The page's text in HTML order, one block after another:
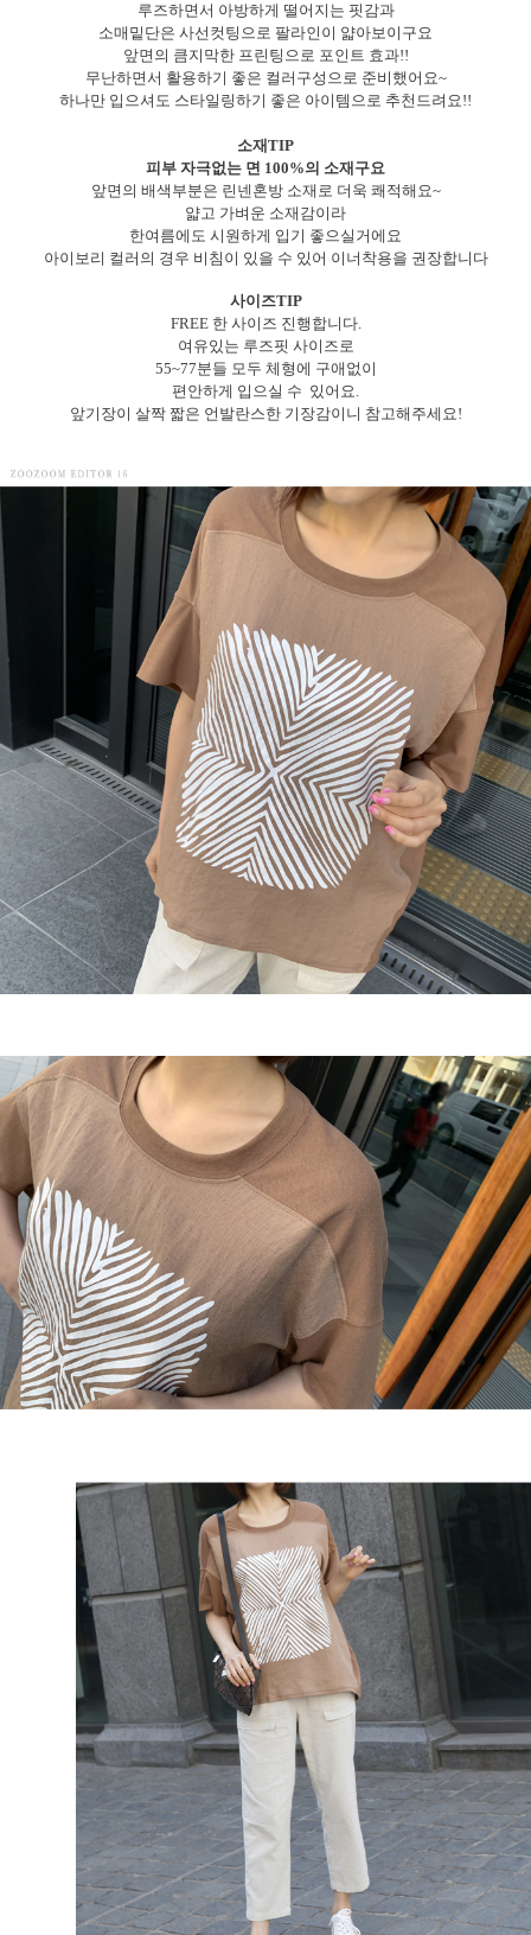
루즈하면서 아방하게 떨어지는 핏감과
소매밑단은 사선컷팅으로 팔라인이 얇아보이구요
앞면의 큼지막한 프린팅으로 포인트 효과!!
무난하면서 활용하기 좋은 컬러구성으로 준비했어요~
하나만 입으셔도 스타일링하기 좋은 아이템으로 추천드려요!!
소재TIP
피부 자극없는 면 100%의 소재구요
앞면의 배색부분은 린넨혼방 소재로 더욱 쾌적해요~
얇고 가벼운 소재감이라
한여름에도 시원하게 입기 좋으실거에요
아이보리 컬러의 경우 비침이 있을 수 있어 이너착용을 권장합니다
사이즈TIP
FREE 한 사이즈 진행합니다.
여유있는 루즈핏 사이즈로
55~77분들 모두 체형에 구애없이
편안하게 입으실 수 있어요.
앞기장이 살짝 짧은 언발란스한 기장감이니 참고해주세요!